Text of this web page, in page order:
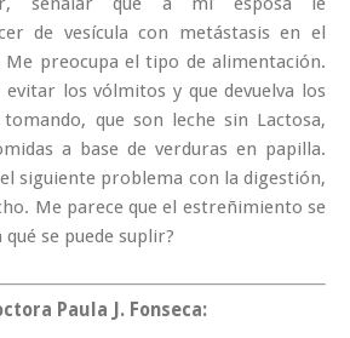
de vesícula con metástasis en el
preocupa el tipo de alimentación.
los vólmitos y que devuelva los
que son leche sin Lactosa,
a base de verduras en papilla.
siguiente problema con la digestión,
Me parece que el estreñimiento se
se puede suplir?
Paula J. Fonseca: